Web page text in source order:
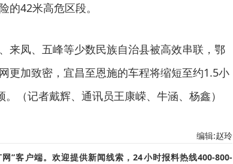
的42米高危区段。
来凤、五峰等少数民族自治县被高效串联，鄂
更加致密，宜昌至恩施的车程将缩短至约1.5小
（记者戴辉、通讯员王康嵘、牛涵、杨鑫）
编辑:赵玲
”客户端。欢迎提供新闻线索，24小时报料热线400-800-